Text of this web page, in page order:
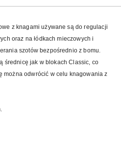
z knagami używane są do regulacji
oraz na łódkach mieczowych i
szotów bezpośrednio z bomu.
średnicę jak w blokach Classic, co
można odwrócić w celu knagowania z